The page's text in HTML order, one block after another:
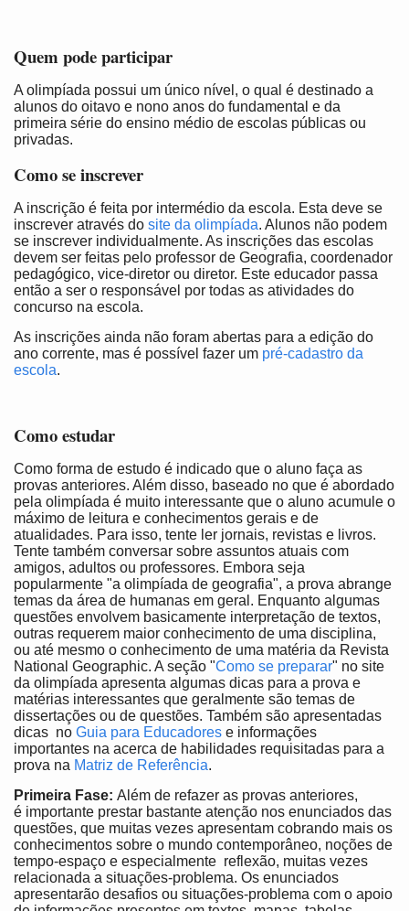
Quem pode participar
A olimpíada possui um único nível, o qual é destinado a
alunos do oitavo e nono anos do fundamental e da
primeira série do ensino médio de escolas públicas ou
privadas.
Como se inscrever
A inscrição é feita por intermédio da escola. Esta deve se
inscrever através do site da olimpíada. Alunos não podem
se inscrever individualmente. As inscrições das escolas
devem ser feitas pelo professor de Geografia, coordenador
pedagógico, vice-diretor ou diretor. Este educador passa
então a ser o responsável por todas as atividades do
concurso na escola.
As inscrições ainda não foram abertas para a edição do
ano corrente, mas é possível fazer um pré-cadastro da
escola.
Como estudar
Como forma de estudo é indicado que o aluno faça as
provas anteriores. Além disso, baseado no que é abordado
pela olimpíada é muito interessante que o aluno acumule o
máximo de leitura e conhecimentos gerais e de
atualidades. Para isso, tente ler jornais, revistas e livros.
Tente também conversar sobre assuntos atuais com
amigos, adultos ou professores. Embora seja
popularmente "a olimpíada de geografia", a prova abrange
temas da área de humanas em geral. Enquanto algumas
questões envolvem basicamente interpretação de textos,
outras requerem maior conhecimento de uma disciplina,
ou até mesmo o conhecimento de uma matéria da Revista
National Geographic. A seção "Como se preparar" no site
da olimpíada apresenta algumas dicas para a prova e
matérias interessantes que geralmente são temas de
dissertações ou de questões. Também são apresentadas
dicas no Guia para Educadores e informações
importantes na acerca de habilidades requisitadas para a
prova na Matriz de Referência.
Primeira Fase: Além de refazer as provas anteriores,
é importante prestar bastante atenção nos enunciados das
questões, que muitas vezes apresentam cobrando mais os
conhecimentos sobre o mundo contemporâneo, noções de
tempo-espaço e especialmente reflexão, muitas vezes
relacionada a situações-problema. Os enunciados
apresentarão desafios ou situações-problema com o apoio